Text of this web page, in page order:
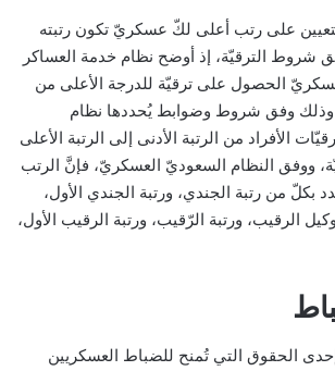
على رتب أعلى لكّ عسكريّ تكون رتبته
شروط الترقيّة، إذ أوضح نظام خدمة العساكر
الحصول على ترقيّة للدرجة الأعلى من
وذلك وفق شروط وضوابط يُحددها نظام
الأفراد من الرتبة الأدنى إلى الرتبة الأعلى
ووفق النظام السعوديّ العسكريّ، فإنَّ الرتب
بكلّ من رتبة الجندي، ورتبة الجندي الأول،
الرقيب، ورتبة الرّقيب، ورتبة الرقيب الأول،
الحقوق التي تُمنح للضباط العسكريين